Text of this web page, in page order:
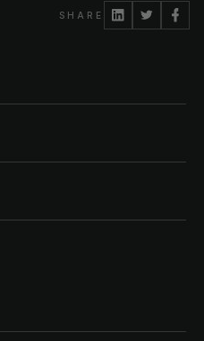
SHARE